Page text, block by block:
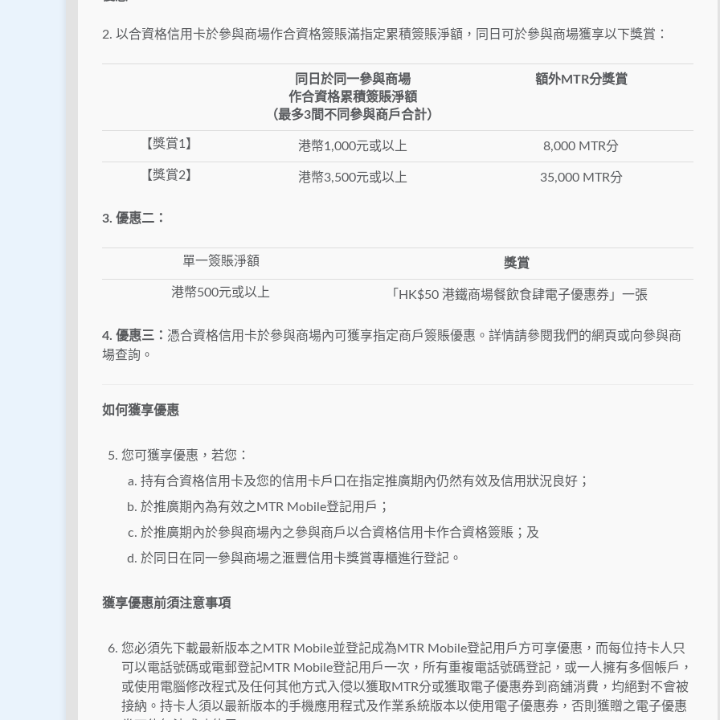
2. 以合資格信用卡於參與商場作合資格簽賬滿指定累積簽賬淨額，同日可於參與商場獲享以下獎賞：
同日於同一參與商場
作合資格累積簽賬淨額
（最多3間不同參與商戶合計）
額外MTR分獎賞
【獎賞1】 港幣1,000元或以上 8,000 MTR分
【獎賞2】 港幣3,500元或以上 35,000 MTR分
3. 優惠二：
單一簽賬淨額 獎賞
港幣500元或以上 「HK$50 港鐵商場餐飲食肆電子優惠券」一張
4. 優惠三： 憑合資格信用卡於參與商場內可獲享指定商戶簽賬優惠。詳情請參閱我們的網頁或向參與商
場查詢。
如何獲享優惠
您可獲享優惠，若您：
持有合資格信用卡及您的信用卡戶口在指定推廣期內仍然有效及信用狀況良好；
於推廣期內為有效之MTR Mobile登記用戶；
於推廣期內於參與商場內之參與商戶以合資格信用卡作合資格簽賬；及
於同日在同一參與商場之滙豐信用卡獎賞專櫃進行登記。
獲享優惠前須注意事項
您必須先下載最新版本之MTR Mobile並登記成為MTR Mobile登記用戶方可享優惠，而每位持卡人只
可以電話號碼或電郵登記MTR Mobile登記用戶一次，所有重複電話號碼登記，或一人擁有多個帳戶，
或使用電腦修改程式及任何其他方式入侵以獲取MTR分或獲取電子優惠券到商舖消費，均絕對不會被
接納。持卡人須以最新版本的手機應用程式及作業系統版本以使用電子優惠券，否則獲贈之電子優惠